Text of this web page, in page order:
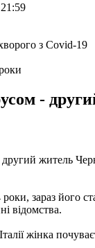
-
житель
роки, зараз
відомства.
жінка